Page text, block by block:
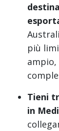
più
Tieni
in